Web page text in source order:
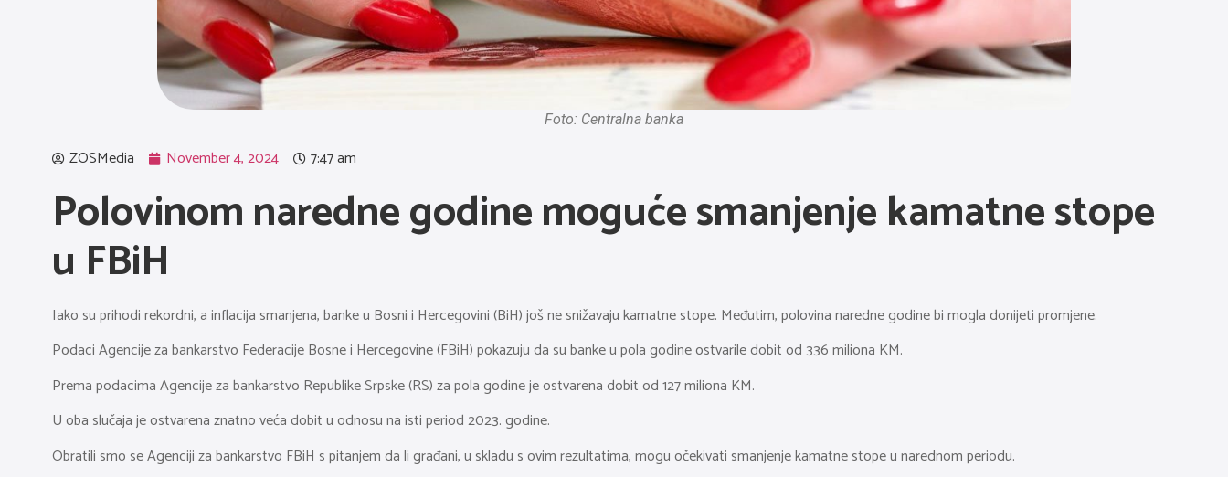
Foto: Centralna banka
ZOSMedia November 4, 2024 7:47 am
Polovinom naredne godine moguće smanjenje kamatne stope
u FBiH
Iako su prihodi rekordni, a inflacija smanjena, banke u Bosni i Hercegovini (BiH) još ne snižavaju kamatne stope. Međutim, polovina naredne godine bi mogla donijeti promjene.
Podaci Agencije za bankarstvo Federacije Bosne i Hercegovine (FBiH) pokazuju da su banke u pola godine ostvarile dobit od 336 miliona KM.
Prema podacima Agencije za bankarstvo Republike Srpske (RS) za pola godine je ostvarena dobit od 127 miliona KM.
U oba slučaja je ostvarena znatno veća dobit u odnosu na isti period 2023. godine.
Obratili smo se Agenciji za bankarstvo FBiH s pitanjem da li građani, u skladu s ovim rezultatima, mogu očekivati smanjenje kamatne stope u narednom periodu.